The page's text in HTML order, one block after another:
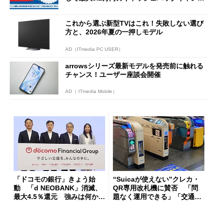
これから選ぶ新型TVはこれ！失敗しない選び
方と、2026年夏の一押しモデル
AD（ITmedia PC USER）
arrowsシリーズ最新モデルを発売前に触れる
チャンス！ユーザー座談会開催
AD（ ITmedia Mobile）
「ドコモの銀行」きょう始
動 「d NEOBANK」消滅、
最大4.5％還元 強みは何か解
“Suicaが使えない”クレカ・
QR専用改札機に賛否 「問
題なく運用できる」「交通系I